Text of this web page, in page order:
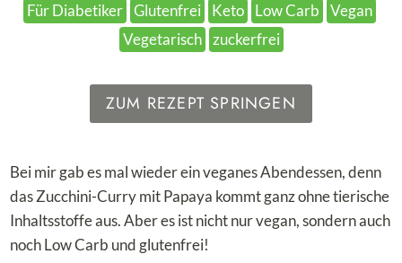
Für Diabetiker Glutenfrei Keto Low Carb
Vegan
Vegetarisch zuckerfrei
ZUM REZEPT SPRINGEN
Bei mir gab es mal wieder ein veganes Abendessen, denn
das Zucchini-Curry mit Papaya kommt ganz ohne tierische
Inhaltsstoffe aus. Aber es ist nicht nur vegan, sondern auch
noch Low Carb und glutenfrei!